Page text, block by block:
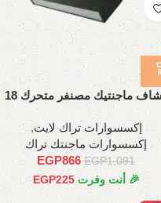
كشاف ماجنتيك مصنفر متحرك 18
إكسسوارات تراك لايت,
إكسسوارات ماجنتك تراك
EGP1,091
EGP866
🎉 أنت وفرت EGP225